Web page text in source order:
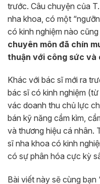
trước. Câu chuyện của
nha khoa, có một
có kinh nghiệm nào
chuyên môn đã chín
thuận với công sức và
Khác với bác sĩ mới ra
bác sĩ có kinh nghiệm
vác doanh thu chủ lực
bán kỹ năng cầm kìm,
và thương hiệu cá nhân.
sĩ nha khoa có kinh
có sự phân hóa cực kỳ
Bài viết này sẽ cùng